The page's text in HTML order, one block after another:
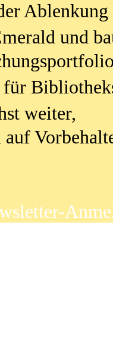
Ablenkung
und
weiter,